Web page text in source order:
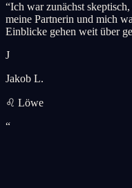
“Ich war zunächst
meine Partnerin und mich
Einblicke gehen weit über
J
Jakob L.
♌ Löwe
“